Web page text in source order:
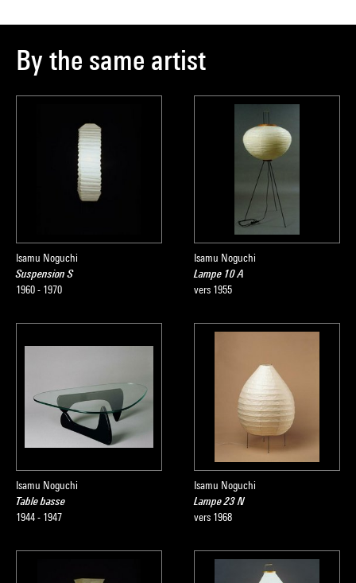
By the same artist
Isamu Noguchi
Suspension S
1960 - 1970
Isamu Noguchi
Lampe 10 A
vers 1955
Isamu Noguchi
Table basse
1944 - 1947
Isamu Noguchi
Lampe 23 N
vers 1968